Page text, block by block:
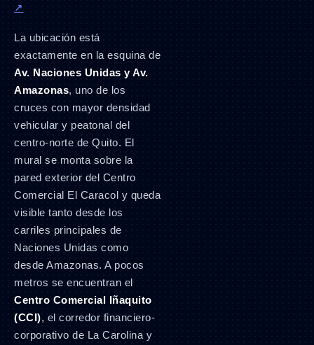
↗
La ubicación está
exactamente en la esquina de
Av. Naciones Unidas y Av.
Amazonas, uno de los
cruces con mayor densidad
vehicular y peatonal del
centro-norte de Quito. El
mural se monta sobre la
pared exterior del Centro
Comercial El Caracol y queda
visible tanto desde los
carriles principales de
Naciones Unidas como
desde Amazonas. A pocos
metros se encuentran el
Centro Comercial Iñaquito
(CCI), el corredor financiero-
corporativo de La Carolina y